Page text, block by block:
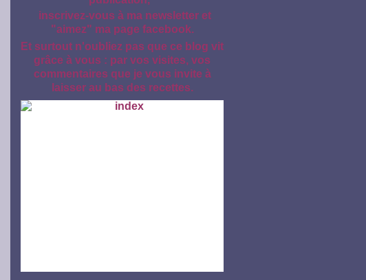
inscrivez-vous à ma newsletter et
"aimez" ma page facebook.
Et surtout n'oubliez pas que ce blog vit
grâce à vous : par vos visites, vos
commentaires que je vous invite à
laisser au bas des recettes.